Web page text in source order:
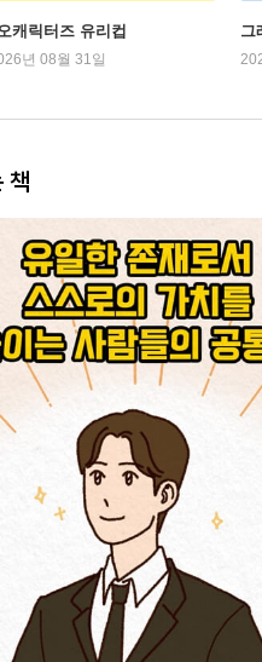
캐릭터즈 유리컵
년 08월 31일
그
책